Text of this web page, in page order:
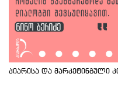
პიარისა და მარკეტინგული